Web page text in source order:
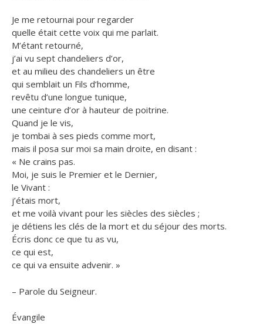
Je me retournai pour regarder
quelle était cette voix qui me parlait.
M’étant retourné,
j’ai vu sept chandeliers d’or,
et au milieu des chandeliers un être
qui semblait un Fils d’homme,
revêtu d’une longue tunique,
une ceinture d’or à hauteur de poitrine.
Quand je le vis,
je tombai à ses pieds comme mort,
mais il posa sur moi sa main droite, en disant :
« Ne crains pas.
Moi, je suis le Premier et le Dernier,
le Vivant :
j’étais mort,
et me voilà vivant pour les siècles des siècles ;
je détiens les clés de la mort et du séjour des morts.
Écris donc ce que tu as vu,
ce qui est,
ce qui va ensuite advenir. »
– Parole du Seigneur.
Évangile